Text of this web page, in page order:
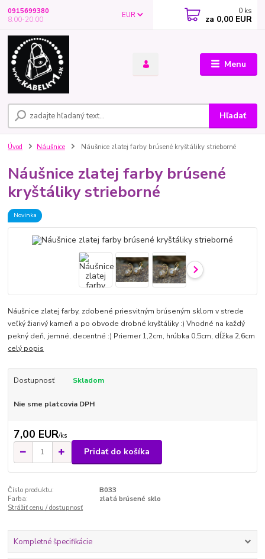
Menu
EUR
Hľadať
0915699380
8.00-20.00
0 ks
za 0,00 EUR
Úvod Náušnice Náušnice zlatej farby brúsené kryštáliky strieborné
Náušnice zlatej farby brúsené
kryštáliky strieborné
Novinka
Náušnice zlatej farby, zdobené priesvitným brúseným sklom v strede
veľký žiarivý kameň a po obvode drobné kryštáliky :) Vhodné na každý
pekný deň, jemné, decentné :) Priemer 1,2cm, hrúbka 0,5cm, dĺžka 2,6cm
celý popis
Dostupnosť Skladom
Nie sme platcovia DPH
7,00 EUR/ks
Pridať do košíka
Číslo produktu:
B033
Farba:
zlatá brúsené sklo
Strážiť cenu / dostupnosť
Kompletné špecifikácie